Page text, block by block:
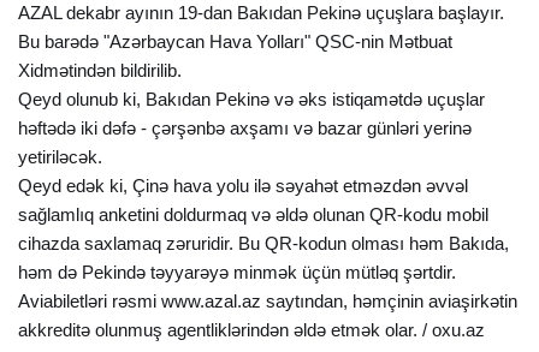
AZAL dekabr ayının 19-dan Bakıdan Pekinə uçuşlara başlayır.
Bu barədə "Azərbaycan Hava Yolları" QSC-nin Mətbuat
Xidmətindən bildirilib.
Qeyd olunub ki, Bakıdan Pekinə və əks istiqamətdə uçuşlar
həftədə iki dəfə - çərşənbə axşamı və bazar günləri yerinə
yetiriləcək.
Qeyd edək ki, Çinə hava yolu ilə səyahət etməzdən əvvəl
sağlamlıq anketini doldurmaq və əldə olunan QR-kodu mobil
cihazda saxlamaq zəruridir. Bu QR-kodun olması həm Bakıda,
həm də Pekində təyyarəyə minmək üçün mütləq şərtdir.
Aviabiletləri rəsmi www.azal.az saytından, həmçinin aviaşirkətin
akkreditə olunmuş agentliklərindən əldə etmək olar. / oxu.az